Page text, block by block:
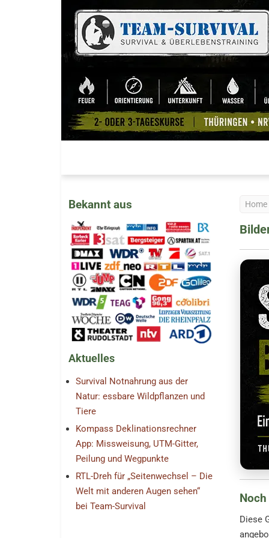
Bekannt aus
Aktuelles
Survival Notnahrung aus der
Natur: essbare Wildpflanzen und
Tiere
Kompass Deklinationsrechner
App: Missweisung, UTM-Gitter,
Peilung und Wegpunkte
RTL-Dreh für „Seitenwechsel – Die
Welt mit anderen Augen sehen“
bei Team-Survival
Home
Diese